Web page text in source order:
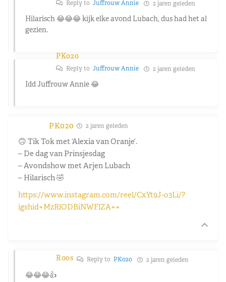
Reply to Juffrouw Annie 2 jaren geleden
Hilarisch 😂😂😂 kijk elke avond Lubach, dus had het al
gezien.
PK020
Reply to Juffrouw Annie 2 jaren geleden
Idd Juffrouw Annie 😂
PK020 2 jaren geleden
🙃 Tik Tok met ‘Alexia van Oranje’.
– De dag van Prinsjesdag
– Avondshow met Arjen Lubach
– Hilarisch 🤣
https://www.instagram.com/reel/CxYt9J-o3Li/?
igshid=MzRlODBiNWFlZA==
Roos Reply to PK020 2 jaren geleden
😂😂😂👍